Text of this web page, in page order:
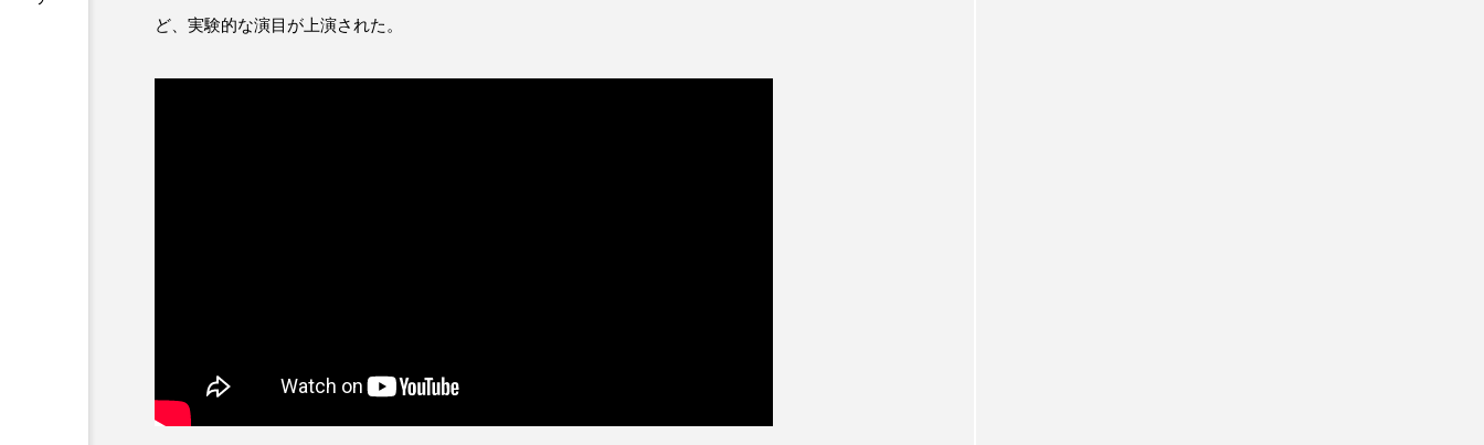
ど、実験的な演目が上演された。